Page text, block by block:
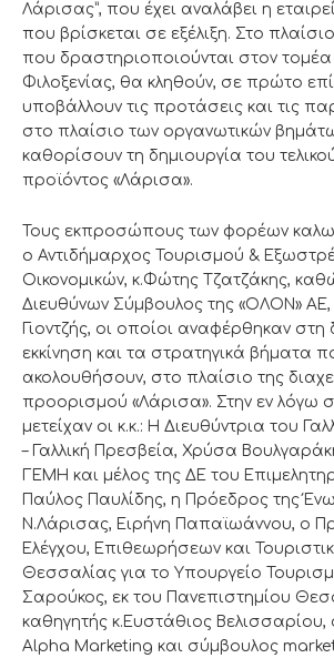
Λάρισας”, που έχει αναλάβει η
που βρίσκεται σε εξέλιξη. Στο
που δραστηριοποιούνται στον
Φιλοξενίας, θα κληθούν, σε πρώτο
υποβάλλουν τις προτάσεις και τις
στο πλαίσιο των οργανωτικών
καθορίσουν τη δημιουργία του
προϊόντος «Λάρισα».
Τους εκπροσώπους των φορέων
ο Αντιδήμαρχος Τουρισμού &
Οικονομικών, κ.Φώτης Τζατζάκης,
Διευθύνων Σύμβουλος της «ΟΛΟΝ»
Γιοντζής, οι οποίοι αναφέρθηκαν στη
εκκίνηση και τα στρατηγικά βήματα
ακολουθήσουν, στο πλαίσιο της
προορισμού «Λάρισα». Στην εν λόγω
μετείχαν οι κ.κ.: Η Διευθύντρια του
– Γαλλική Πρεσβεία, Χρύσα
ΓΕΜΗ και μέλος της ΔΕ του
Παύλος Παυλίδης, η Πρόεδρος της
Ν.Λάρισας, Ειρήνη Παπαϊωάννου, ο
Ελέγχου, Επιθεωρήσεων και
Θεσσαλίας για το Υπουργείο
Σαρούκος, εκ του Πανεπιστημίου
καθηγητής κ.Ευστάθιος Βελισσαρίου,
Alpha Marketing και σύμβουλος